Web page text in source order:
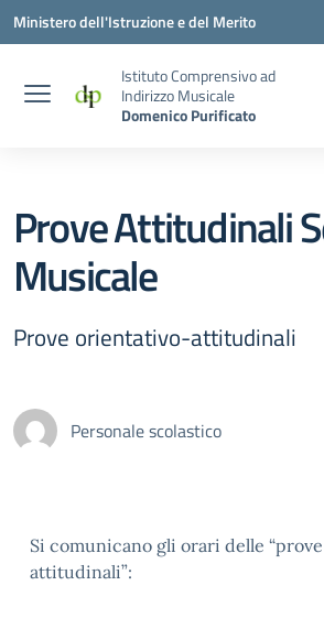
Vai ai contenuti
Vai al menu di navigazione
Vai al footer
Ministero dell'Istruzione e del Merito
Istituto Comprensivo ad
Indirizzo Musicale
Domenico Purificato
Prove Attitudinali
Musicale
Prove orientativo-attitudinali
Personale scolastico
Si comunicano gli orari delle
attitudinali”: